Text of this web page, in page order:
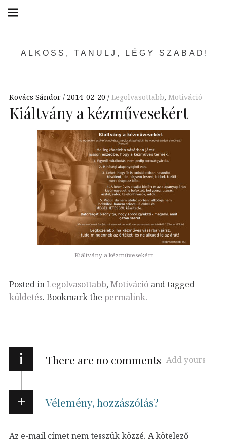
Skip
ALKOSS, TANULJ, LÉGY SZABAD!
navigation
Kovács Sándor 2014-02-20 Legolvasottabb, Motiváció
Kiáltvány a kézművesekért
Kiáltvány a kézművesekért
Posted inLegolvasottabb, Motiváció and tagged
küldetés. Bookmark the permalink.
i There are no comments Add yours
Vélemény, hozzászólás?
Az e-mail címet nem tesszük közzé. A kötelező